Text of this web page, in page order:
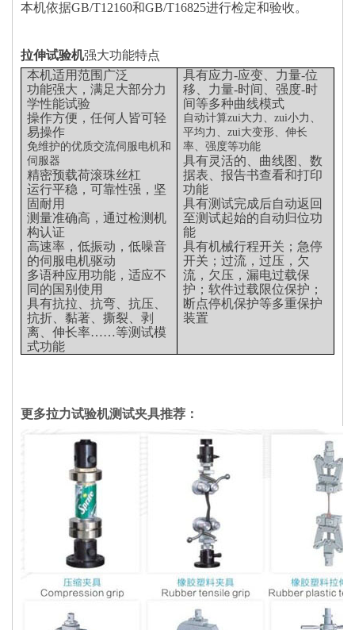
本机依据GB/T12160和GB/T16825进行检定和验收。
拉伸试验机强大功能特点
本机适用范围广泛
功能强大，满足大部分力
学性能试验
操作方便，任何人皆可轻
易操作
免维护的优质交流伺服电机和
伺服器
精密预载荷滚珠丝杠
运行平稳，可靠性强，坚
固耐用
测量准确高，通过检测机
构认证
高速率，低振动，低噪音
的伺服电机驱动
多语种应用功能，适应不
同的国别使用
具有抗拉、抗弯、抗压、
抗折、黏著、撕裂、剥
离、伸长率……等测试模
式功能
具有应力-应变、力量-位
移、力量-时间、强度-时
间等多种曲线模式
自动计算zui大力、zui小力、
平均力、zui大变形、伸长
率、强度等功能
具有灵活的、曲线图、数
据表、报告书查看和打印
功能
具有测试完成后自动返回
至测试起始的自动归位功
能
具有机械行程开关；急停
开关；过流，过压，欠
流，欠压，漏电过载保
护；软件过载限位保护；
断点停机保护等多重保护
装置
更多拉力试验机测试夹具推荐：